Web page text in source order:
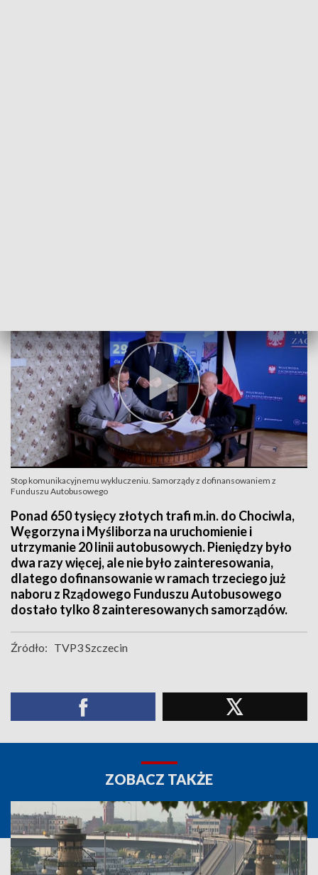
Stop komunikacyjnemu wykluczeniu. Samorządy z dofinansowaniem z
Funduszu Autobusowego
Ponad 650 tysięcy złotych trafi m.in. do Chociwla,
Węgorzyna i Myśliborza na uruchomienie i
utrzymanie 20 linii autobusowych. Pieniędzy było
dwa razy więcej, ale nie było zainteresowania,
dlatego dofinansowanie w ramach trzeciego już
naboru z Rządowego Funduszu Autobusowego
dostało tylko 8 zainteresowanych samorządów.
Źródło: TVP3 Szczecin
ZOBACZ TAKŻE